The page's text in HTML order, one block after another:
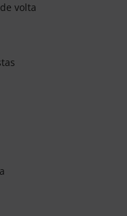
volta